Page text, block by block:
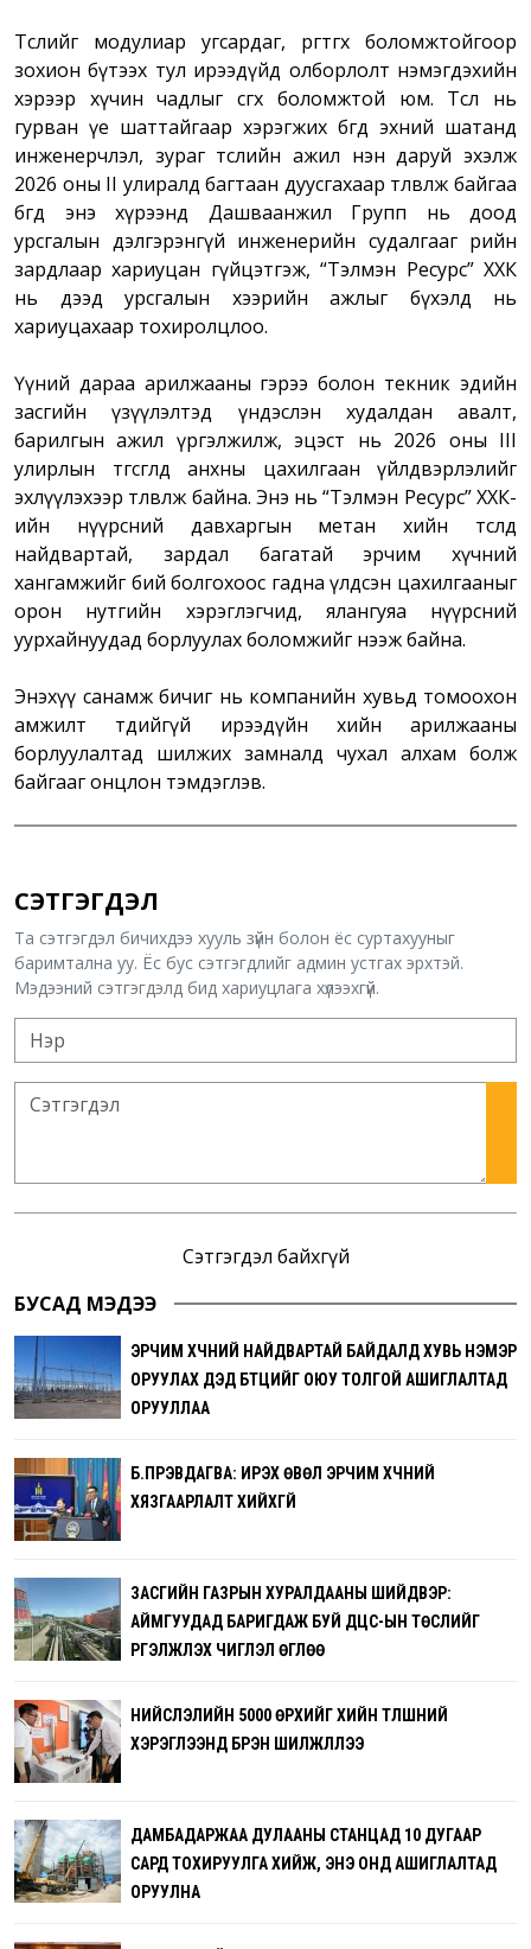
Төслийг модулиар угсардаг, өргөтгөх боломжтойгоор
зохион бүтээх тул ирээдүйд олборлолт нэмэгдэхийн
хэрээр хүчин чадлыг өсгөх боломжтой юм. Төсөл нь
гурван үе шаттайгаар хэрэгжих бөгөөд эхний шатанд
инженерчлэл, зураг төслийн ажил нэн даруй эхэлж
2026 оны II улиралд багтаан дуусгахаар төлөвлөж байгаа
бөгөөд энэ хүрээнд Дашваанжил Групп нь доод
урсгалын дэлгэрэнгүй инженерийн судалгааг өөрийн
зардлаар хариуцан гүйцэтгэж, “Тэлмэн Ресурс” ХХК
нь дээд урсгалын хээрийн ажлыг бүхэлд нь
хариуцахаар тохиролцлоо.
Үүний дараа арилжааны гэрээ болон текник эдийн
засгийн үзүүлэлтэд үндэслэн худалдан авалт,
барилгын ажил үргэлжилж, эцэст нь 2026 оны III
улирлын төгсгөлд анхны цахилгаан үйлдвэрлэлийг
эхлүүлэхээр төлөвлөж байна. Энэ нь “Тэлмэн Ресурс” ХХК-
ийн нүүрсний давхаргын метан хийн төсөлд
найдвартай, зардал багатай эрчим хүчний
хангамжийг бий болгохоос гадна үлдсэн цахилгааныг
орон нутгийн хэрэглэгчид, ялангуяа нүүрсний
уурхайнуудад борлуулах боломжийг нээж байна.
Энэхүү санамж бичиг нь компанийн хувьд томоохон
амжилт төдийгүй ирээдүйн хийн арилжааны
борлуулалтад шилжих замналд чухал алхам болж
байгааг онцлон тэмдэглэв.
СЭТГЭГДЭЛ
Та сэтгэгдэл бичихдээ хууль зүйн болон ёс суртахууныг
баримтална уу. Ёс бус сэтгэгдлийг админ устгах эрхтэй.
Мэдээний сэтгэгдэлд бид хариуцлага хүлээхгүй.
Сэтгэгдэл байхгүй
БУСАД МЭДЭЭ
ЭРЧИМ ХҮЧНИЙ НАЙДВАРТАЙ БАЙДАЛД ХУВЬ НЭМЭР
ОРУУЛАХ ДЭД БҮТЦИЙГ ОЮУ ТОЛГОЙ АШИГЛАЛТАД
ОРУУЛЛАА
Б.ПҮРЭВДАГВА: ИРЭХ ӨВӨЛ ЭРЧИМ ХҮЧНИЙ
ХЯЗГААРЛАЛТ ХИЙХГҮЙ
ЗАСГИЙН ГАЗРЫН ХУРАЛДААНЫ ШИЙДВЭР:
АЙМГУУДАД БАРИГДАЖ БУЙ ДЦС-ЫН ТӨСЛИЙГ
ҮРГЭЛЖҮҮЛЭХ ЧИГЛЭЛ ӨГЛӨӨ
НИЙСЛЭЛИЙН 5000 ӨРХИЙГ ХИЙН ТҮЛШНИЙ
ХЭРЭГЛЭЭНД БҮРЭН ШИЛЖҮҮЛЛЭЭ
ДАМБАДАРЖАА ДУЛААНЫ СТАНЦАД 10 ДУГААР
САРД ТОХИРУУЛГА ХИЙЖ, ЭНЭ ОНД АШИГЛАЛТАД
ОРУУЛНА